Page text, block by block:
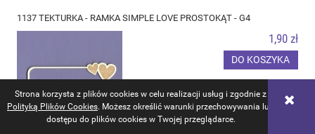
Strona korzysta z plików cookies w celu realizacji usług i zgodnie z
Polityką Plików Cookies. Możesz określić warunki przechowywania lub
dostępu do plików cookies w Twojej przeglądarce.
1137 TEKTURKA - RAMKA SIMPLE LOVE PROSTOKĄT - G4
1,90 zł
DO KOSZYKA